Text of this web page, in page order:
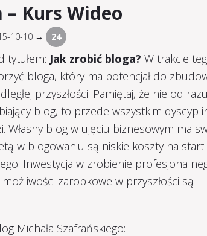
– Kurs Wideo
10-10 → 24
tytułem: Jak zrobić bloga? W trakcie
bloga, który ma potencjał do
przyszłości. Pamiętaj, że nie od razu
blog, to przede wszystkim
Własny blog w ujęciu biznesowym ma
w blogowaniu są niskie koszty na start
Inwestycja w zrobienie
zarobkowe w przyszłości są
Michała Szafrańskiego: